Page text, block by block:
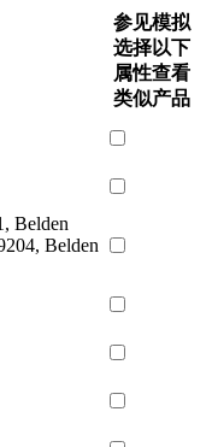
参见模拟
选择以下
属性查看
类似产品
Belden
Belden